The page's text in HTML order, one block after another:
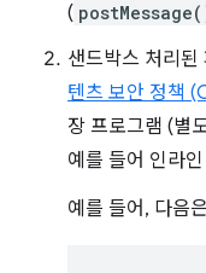
(
샌드박스 처리된
텐츠 보안 정책
장 프로그램 (별
예를 들어 인라
예를 들어, 다음